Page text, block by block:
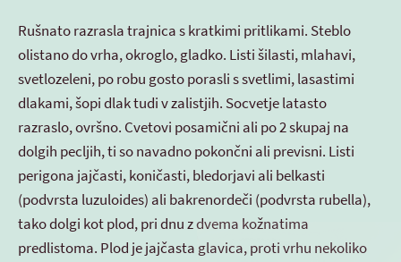
Rušnato razrasla trajnica s kratkimi pritlikami. Steblo
olistano do vrha, okroglo, gladko. Listi šilasti, mlahavi,
svetlozeleni, po robu gosto porasli s svetlimi, lasastimi
dlakami, šopi dlak tudi v zalistjih. Socvetje latasto
razraslo, ovršno. Cvetovi posamični ali po 2 skupaj na
dolgih pecljih, ti so navadno pokončni ali previsni. Listi
perigona jajčasti, koničasti, bledorjavi ali belkasti
(podvrsta luzuloides) ali bakrenordeči (podvrsta rubella),
tako dolgi kot plod, pri dnu z dvema kožnatima
predlistoma. Plod je jajčasta glavica, proti vrhu nekoliko